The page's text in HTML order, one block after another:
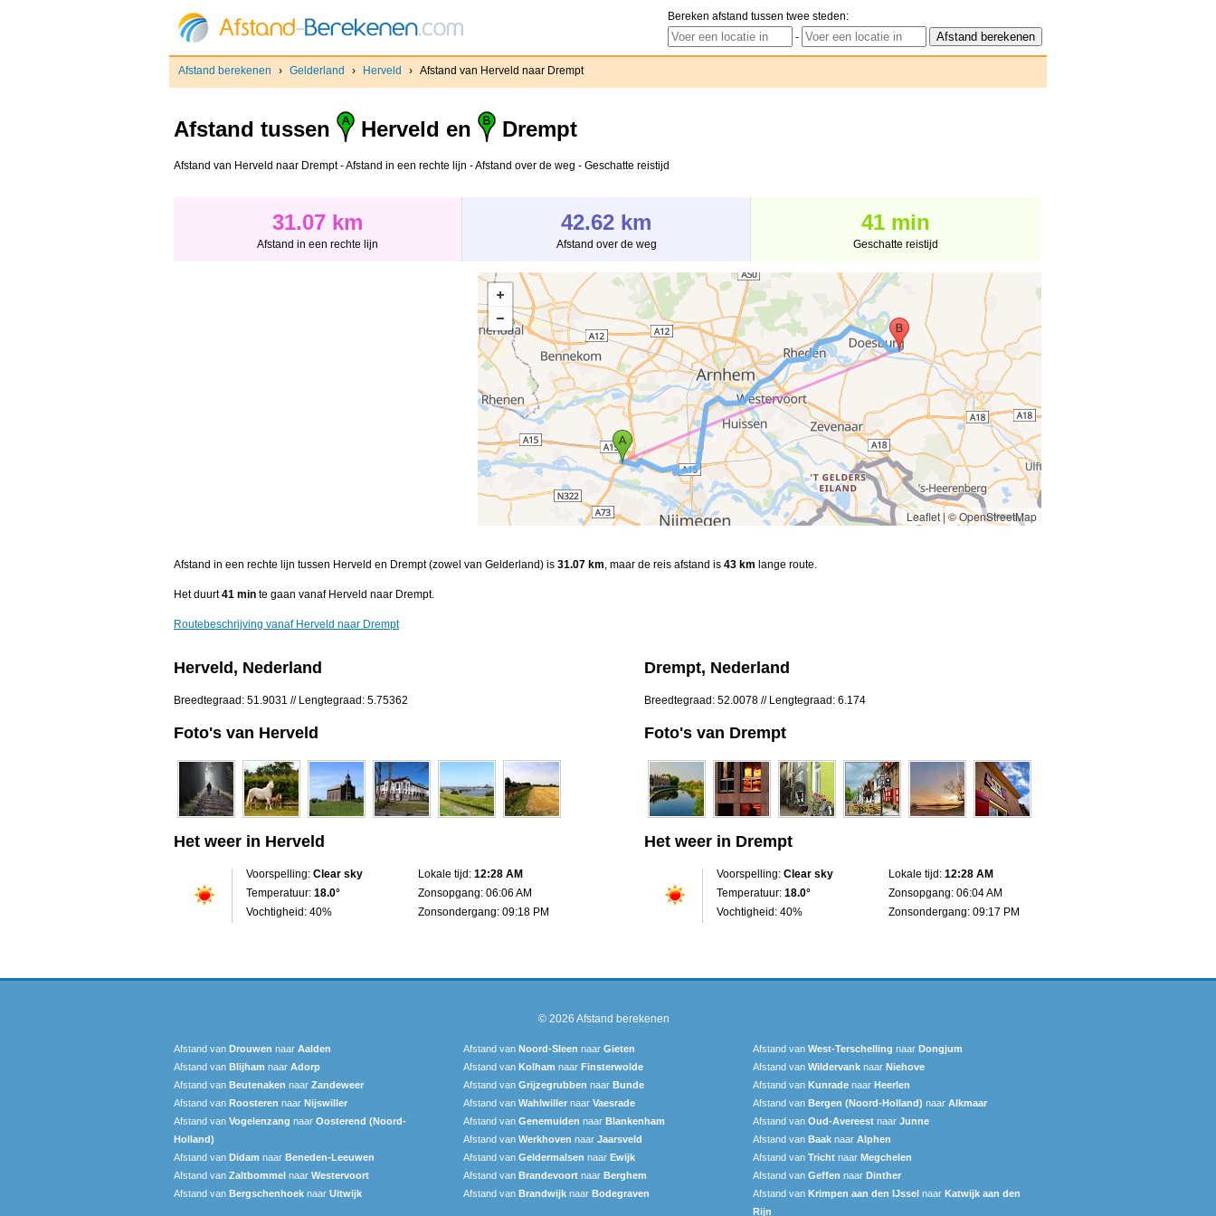
Bereken afstand tussen twee steden:
-
Afstand berekenen › Gelderland › Herveld › Afstand van Herveld naar Drempt
Afstand tussen Herveld en Drempt
Afstand van Herveld naar Drempt - Afstand in een rechte lijn - Afstand over de weg - Geschatte reistijd
31.07 km
Afstand in een rechte lijn
42.62 km
Afstand over de weg
41 min
Geschatte reistijd
Leaflet|© OpenStreetMap
Afstand in een rechte lijn tussen Herveld en Drempt (zowel van Gelderland) is 31.07 km, maar de reis afstand is 43 km lange route.
Het duurt41 min te gaan vanaf Herveld naar Drempt.
Routebeschrijving vanaf Herveld naar Drempt
Herveld, Nederland
Breedtegraad: 51.9031 // Lengtegraad: 5.75362
Foto's van Herveld
Het weer in Herveld
Voorspelling: Clear sky
Temperatuur: 18.0°
Vochtigheid: 40%
Lokale tijd: 12:28 AM
Zonsopgang: 06:06 AM
Zonsondergang: 09:18 PM
Drempt, Nederland
Breedtegraad: 52.0078 // Lengtegraad: 6.174
Foto's van Drempt
Het weer in Drempt
Voorspelling: Clear sky
Temperatuur: 18.0°
Vochtigheid: 40%
Lokale tijd: 12:28 AM
Zonsopgang: 06:04 AM
Zonsondergang: 09:17 PM
© 2026 Afstand berekenen
Afstand van Drouwen naar Aalden Afstand van Noord-Sleen naar Gieten Afstand van West-Terschelling naar Dongjum
Afstand van Blijham naar Adorp Afstand van Kolham naar Finsterwolde Afstand van Wildervank naar Niehove
Afstand van Beutenaken naar Zandeweer Afstand van Grijzegrubben naar Bunde Afstand van Kunrade naar Heerlen
Afstand van Roosteren naar Nijswiller Afstand van Wahlwiller naar Vaesrade Afstand van Bergen (Noord-Holland) naar Alkmaar
Afstand van Vogelenzang naar Oosterend (Noord-
Holland)
Afstand van Genemuiden naar Blankenham Afstand van Oud-Avereest naar Junne
Afstand van Werkhoven naar Jaarsveld Afstand van Baak naar Alphen
Afstand van Didam naar Beneden-Leeuwen Afstand van Geldermalsen naar Ewijk Afstand van Tricht naar Megchelen
Afstand van Zaltbommel naar Westervoort Afstand van Brandevoort naar Berghem Afstand van Geffen naar Dinther
Afstand van Bergschenhoek naar Uitwijk Afstand van Brandwijk naar Bodegraven Afstand van Krimpen aan den IJssel naar Katwijk aan den
Rijn